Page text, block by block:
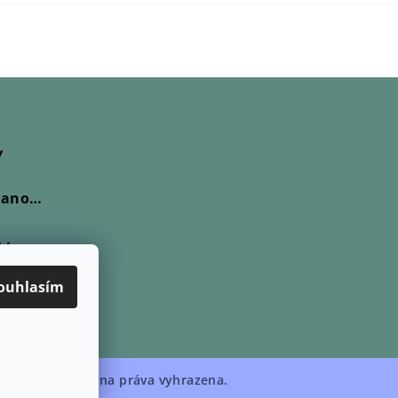
Skleněný prsten Nanovo - Delto
5 z 5 hvězdiček.
5 z 5 hvězdiček.
. Všechna práva vyhrazena.